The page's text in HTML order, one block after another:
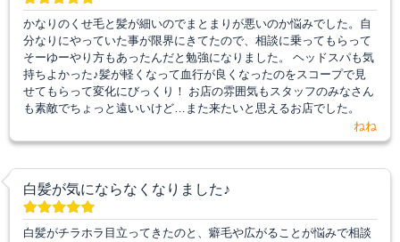
かなりのくせ毛と髪が細いのでまとまりが悪いのか悩みでした。自
分なりにやっていた事が限界にきてたので、相談に乗ってもらって
そーゆーやり方もあったんだと勉強になりました。 ヘッドスパも気
持ちよかった♪髪が軽くなって血行が良くなったのをスコープで見
せてもらって変化にびっくり！ お店の雰囲気もスタッフのみなさん
も素敵でちょっと遠いいけど…また来たいと思えるお店でした。
ねね
白髪が気にならなくなりました♪
白髪がチラホラ目立ってきたのと、癖毛や広がることが悩みで相談